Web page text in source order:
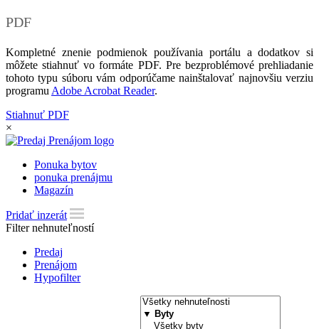
PDF
Kompletné znenie podmienok používania portálu a dodatkov si
môžete stiahnuť vo formáte PDF. Pre bezproblémové prehliadanie
tohoto typu súboru vám odporúčame nainštalovať najnovšiu verziu
programu Adobe Acrobat Reader.
Stiahnuť PDF
×
Ponuka bytov
ponuka prenájmu
Magazín
Pridať inzerát
Filter nehnuteľností
Predaj
Prenájom
Hypofilter